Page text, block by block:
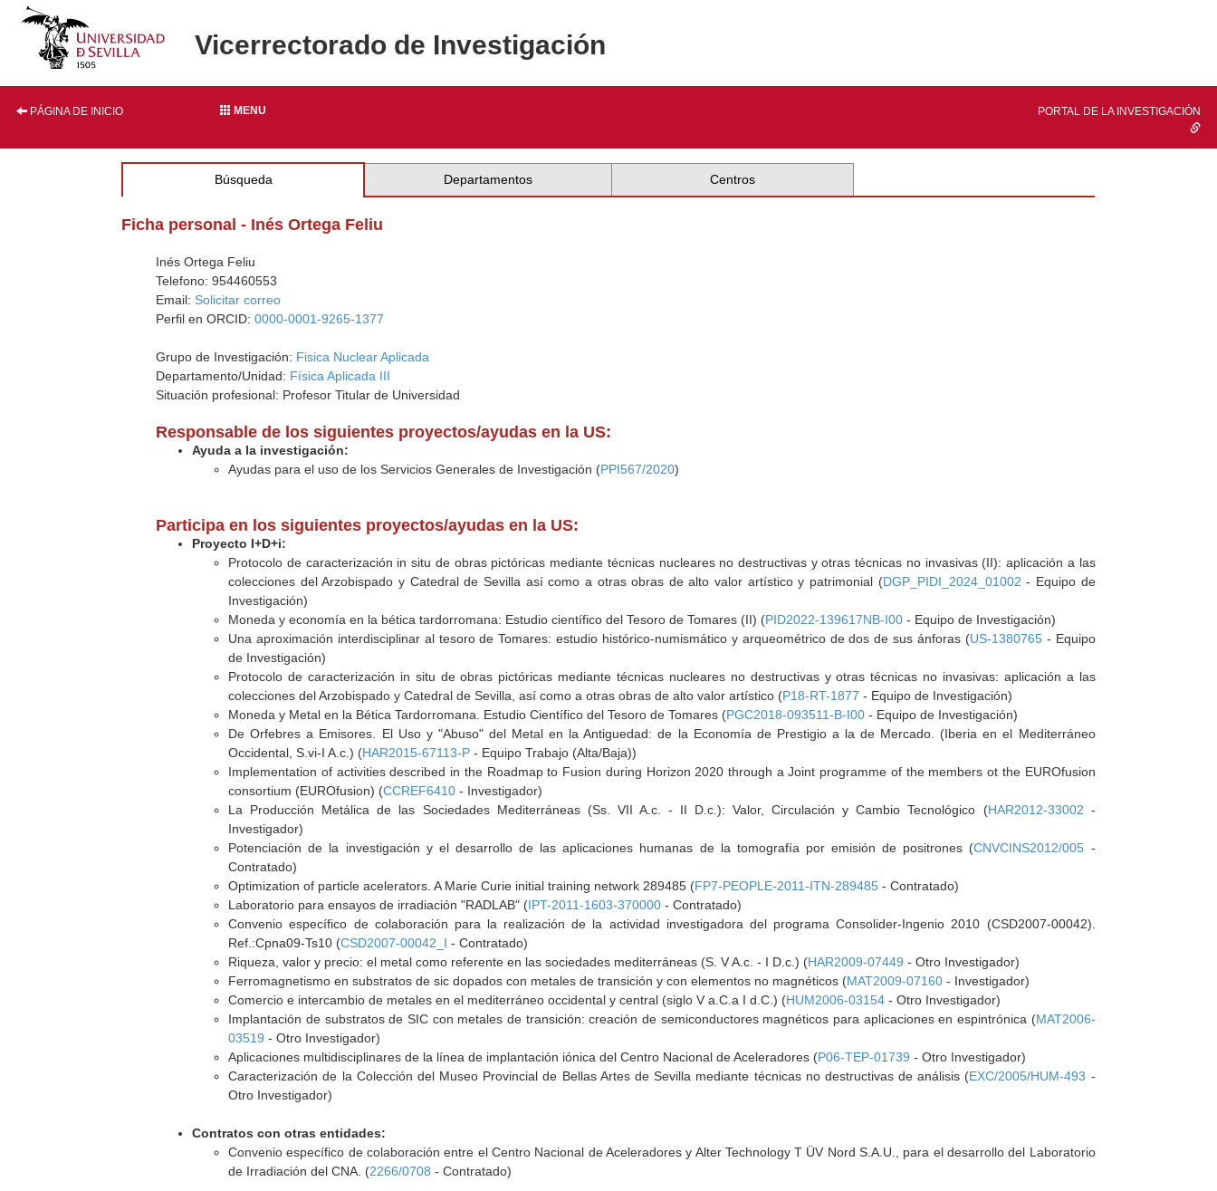
Vicerrectorado de Investigación
PÁGINA DE INICIO MENU PORTAL DE LA INVESTIGACIÓN
Búsqueda Departamentos Centros
Ficha personal - Inés Ortega Feliu
Inés Ortega Feliu
Telefono: 954460553
Email: Solicitar correo
Perfil en ORCID:0000-0001-9265-1377
Grupo de Investigación: Fisica Nuclear Aplicada
Departamento/Unidad: Física Aplicada III
Situación profesional: Profesor Titular de Universidad
Responsable de los siguientes proyectos/ayudas en la US:
Ayuda a la investigación:
Ayudas para el uso de los Servicios Generales de Investigación (PPI567/2020)
Participa en los siguientes proyectos/ayudas en la US:
Proyecto I+D+i:
Protocolo de caracterización in situ de obras pictóricas mediante técnicas nucleares no destructivas y otras técnicas no invasivas (II): aplicación a las
colecciones del Arzobispado y Catedral de Sevilla así como a otras obras de alto valor artístico y patrimonial (DGP_PIDI_2024_01002 - Equipo de
Investigación)
Moneda y economía en la bética tardorromana: Estudio científico del Tesoro de Tomares (II) (PID2022-139617NB-I00 - Equipo de Investigación)
Una aproximación interdisciplinar al tesoro de Tomares: estudio histórico-numismático y arqueométrico de dos de sus ánforas (US-1380765- Equipo
de Investigación)
Protocolo de caracterización in situ de obras pictóricas mediante técnicas nucleares no destructivas y otras técnicas no invasivas: aplicación a las
colecciones del Arzobispado y Catedral de Sevilla, así como a otras obras de alto valor artístico (P18-RT-1877 - Equipo de Investigación)
Moneda y Metal en la Bética Tardorromana. Estudio Científico del Tesoro de Tomares (PGC2018-093511-B-I00 - Equipo de Investigación)
De Orfebres a Emisores. El Uso y "Abuso" del Metal en la Antiguedad: de la Economía de Prestigio a la de Mercado. (Iberia en el Mediterráneo
Occidental, S.vi-I A.c.) (HAR2015-67113-P - Equipo Trabajo (Alta/Baja))
Implementation of activities described in the Roadmap to Fusion during Horizon 2020 through a Joint programme of the members ot the EUROfusion
consortium (EUROfusion) (CCREF6410 - Investigador)
La Producción Metálica de las Sociedades Mediterráneas (Ss. VII A.c. - II D.c.): Valor, Circulación y Cambio Tecnológico (HAR2012-33002 -
Investigador)
Potenciación de la investigación y el desarrollo de las aplicaciones humanas de la tomografía por emisión de positrones (CNVCINS2012/005 -
Contratado)
Optimization of particle acelerators. A Marie Curie initial training network 289485 (FP7-PEOPLE-2011-ITN-289485 - Contratado)
Laboratorio para ensayos de irradiación "RADLAB" (IPT-2011-1603-370000 - Contratado)
Convenio específico de colaboración para la realización de la actividad investigadora del programa Consolider-Ingenio 2010 (CSD2007-00042).
Ref.:Cpna09-Ts10 (CSD2007-00042_I - Contratado)
Riqueza, valor y precio: el metal como referente en las sociedades mediterráneas (S. V A.c. - I D.c.) (HAR2009-07449 - Otro Investigador)
Ferromagnetismo en substratos de sic dopados con metales de transición y con elementos no magnéticos (MAT2009-07160 - Investigador)
Comercio e intercambio de metales en el mediterráneo occidental y central (siglo V a.C.a I d.C.) (HUM2006-03154 - Otro Investigador)
Implantación de substratos de SIC con metales de transición: creación de semiconductores magnéticos para aplicaciones en espintrónica (MAT2006-
03519 - Otro Investigador)
Aplicaciones multidisciplinares de la línea de implantación iónica del Centro Nacional de Aceleradores (P06-TEP-01739 - Otro Investigador)
Caracterización de la Colección del Museo Provincial de Bellas Artes de Sevilla mediante técnicas no destructivas de análisis (EXC/2005/HUM-493 -
Otro Investigador)
Contratos con otras entidades:
Convenio específico de colaboración entre el Centro Nacional de Aceleradores y Alter Technology T ÜV Nord S.A.U., para el desarrollo del Laboratorio
de Irradiación del CNA. (2266/0708 - Contratado)